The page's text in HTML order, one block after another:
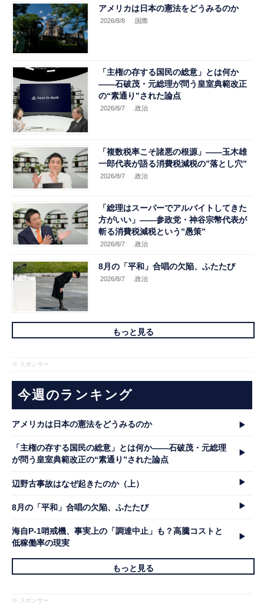
アメリカは日本の憲法をどうみるのか
2026/8/8 .国際
「主権の存する国民の総意」とは何か
――石破茂・元総理が問う皇室典範改正
の“素通り”された論点
2026/8/7 .政治
「複数税率こそ諸悪の根源」――玉木雄
一郎代表が語る消費税減税の”落とし穴”
2026/8/7 .政治
「総理はスーパーでアルバイトしてきた
方がいい」――参政党・神谷宗幣代表が
斬る消費税減税という”愚策”
2026/8/7 .政治
8月の「平和」合唱の欠陥、ふたたび
2026/8/7 .政治
もっと見る
※ スポンサー
今週のランキング
アメリカは日本の憲法をどうみるのか
「主権の存する国民の総意」とは何か――石破茂・元総理
が問う皇室典範改正の“素通り”された論点
辺野古事故はなぜ起きたのか（上）
8月の「平和」合唱の欠陥、ふたたび
海自P-1哨戒機、事実上の「調達中止」も？高騰コストと
低稼働率の現実
もっと見る
※ スポンサー